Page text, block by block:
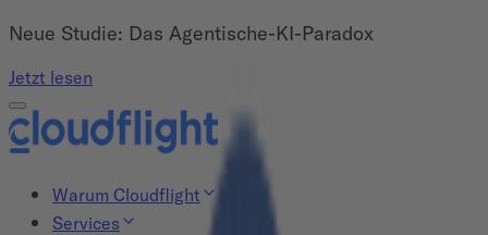
Neue Studie: Das Agentische-KI-Paradox
Jetzt lesen
Warum Cloudflight
Services